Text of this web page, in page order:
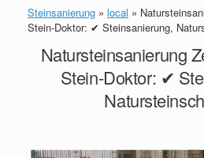
Steinsanierung » local »
Stein-Doktor: ✔ Steinsanierung,
Natursteinsanierung
Stein-Doktor: ✔